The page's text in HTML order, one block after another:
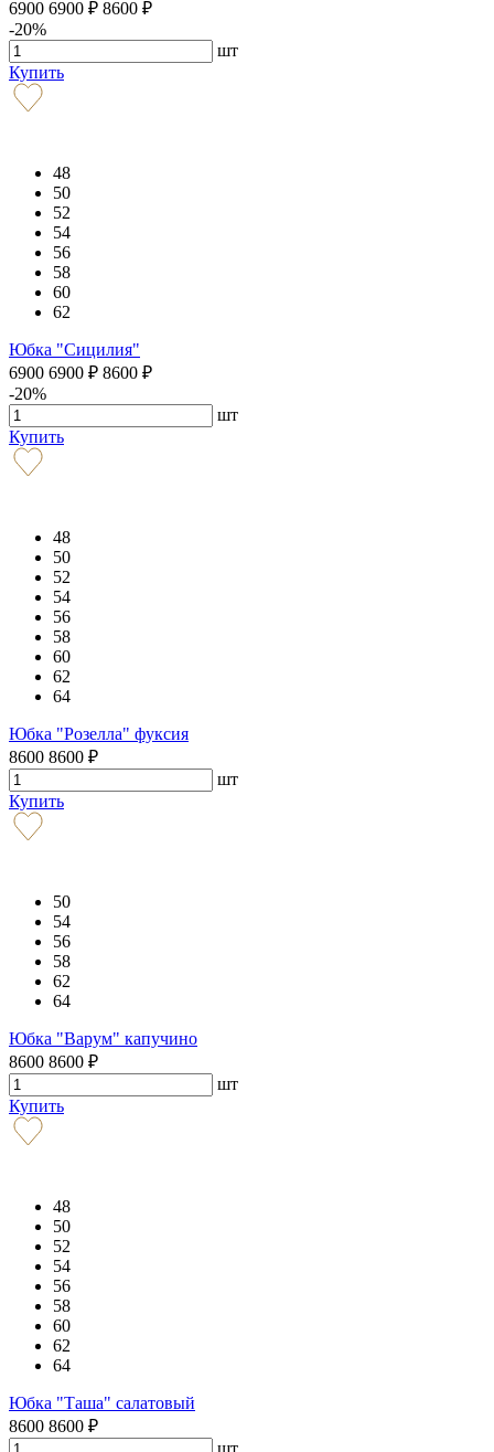
6900 6900 ₽ 8600 ₽
-20%
шт
Купить
48
50
52
54
56
58
60
62
Юбка "Сицилия"
6900 6900 ₽ 8600 ₽
-20%
шт
Купить
48
50
52
54
56
58
60
62
64
Юбка "Розелла" фуксия
8600 8600 ₽
шт
Купить
50
54
56
58
62
64
Юбка "Варум" капучино
8600 8600 ₽
шт
Купить
48
50
52
54
56
58
60
62
64
Юбка "Таша" салатовый
8600 8600 ₽
шт